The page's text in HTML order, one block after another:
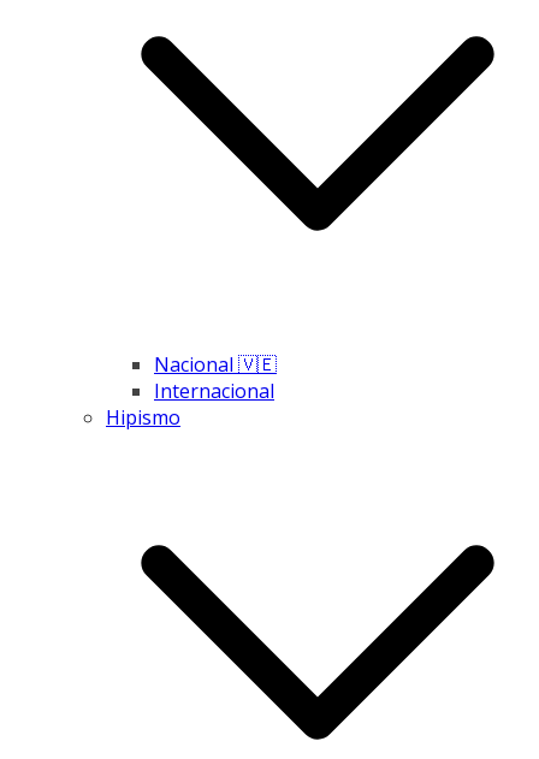
Nacional 🇻🇪
Internacional
Hipismo